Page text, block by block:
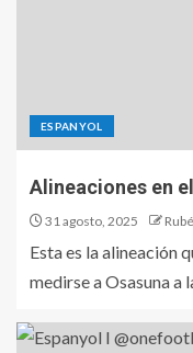
ESPANYOL
Alineaciones en
31 agosto, 2025
Esta es la alineación
medirse a Osasuna a